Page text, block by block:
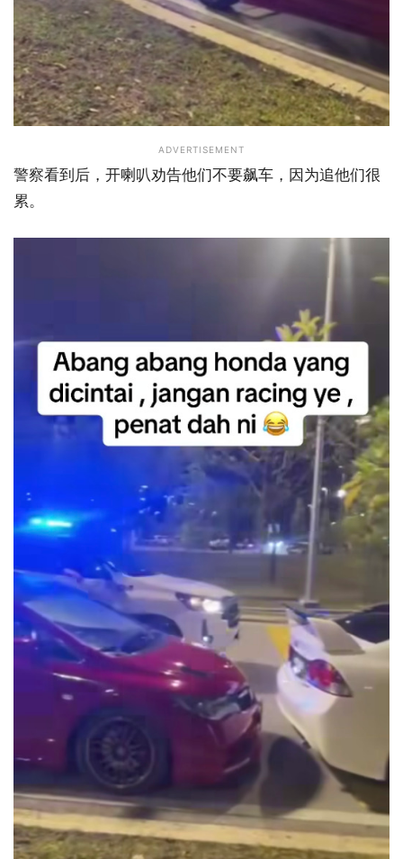
ADVERTISEMENT
警察看到后，开喇叭劝告他们不要飙车，因为追他们很
累。